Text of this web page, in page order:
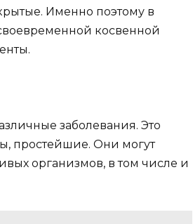
Именно поэтому в
косвенной
заболевания. Это
простейшие. Они могут
организмов, в том числе и